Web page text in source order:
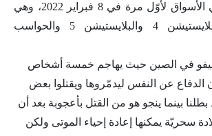
اللعبة وطرحتها في الأسواق لأوّل مرة في 8 فبراير 2022، وهي
متاحة لأجهزة البلايستيشن 4 والبلايستيشن 5 والحواسب
في الصين حيث يهاجم خمسة أشخاص
الدفاع عن النفس ليدمّروها ويقتلوا بعض
بطلنا بينما ينجو هو من القتل بأعجوبة بعد أن
سحريّة يمكنها إعادة إحياء الموتى ولكن